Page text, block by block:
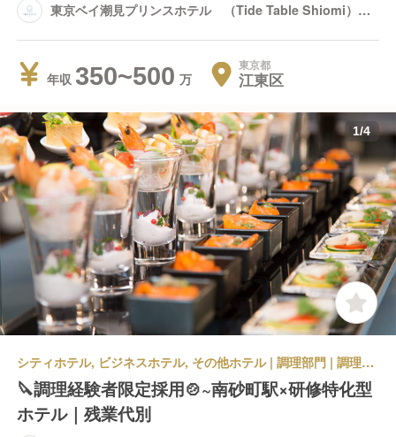
東京ベイ潮見プリンスホテル （Tide Table Shiomi）
年収 350~500 東京都
江東区
1/4
シティホテル, ビジネスホテル, その他ホテル | 調理部門 | 調理見習い・調理補助 | L stay＆grow Lstay&grow南砂町
🔪調理経験者限定採用🍲~南砂町駅×研修特化型
ホテル｜残業代別